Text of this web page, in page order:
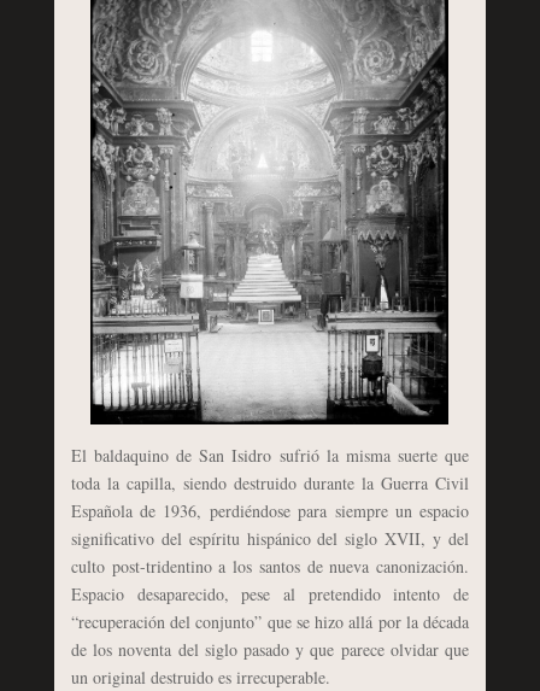
El baldaquino de San Isidro sufrió la misma suerte que
toda la capilla, siendo destruido durante la Guerra Civil
Española de 1936, perdiéndose para siempre un espacio
significativo del espíritu hispánico del siglo XVII, y del
culto post-tridentino a los santos de nueva canonización.
Espacio desaparecido, pese al pretendido intento de
“recuperación del conjunto” que se hizo allá por la década
de los noventa del siglo pasado y que parece olvidar que
un original destruido es irrecuperable.